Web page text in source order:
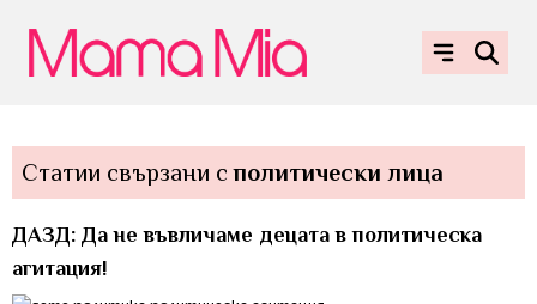
Статии свързани сполитически лица
ДАЗД: Да не въвличаме децата в политическа
агитация!